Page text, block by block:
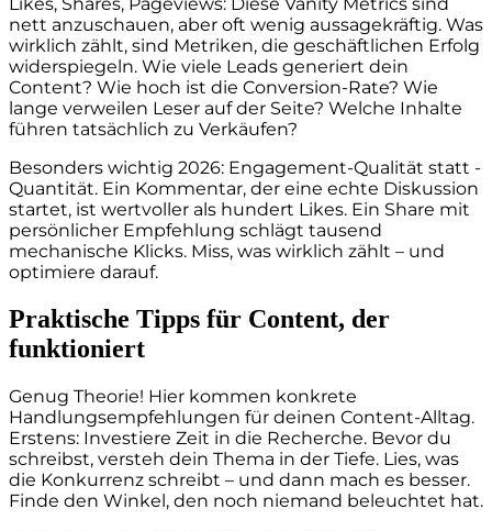
nett anzuschauen, aber oft wenig aussagekräftig. Was
wirklich zählt, sind Metriken, die geschäftlichen Erfolg
widerspiegeln. Wie viele Leads generiert dein
Content? Wie hoch ist die Conversion-Rate? Wie
lange verweilen Leser auf der Seite? Welche Inhalte
führen tatsächlich zu Verkäufen?
Besonders wichtig 2026: Engagement-Qualität statt -
Quantität. Ein Kommentar, der eine echte Diskussion
startet, ist wertvoller als hundert Likes. Ein Share mit
persönlicher Empfehlung schlägt tausend
mechanische Klicks. Miss, was wirklich zählt – und
optimiere darauf.
Praktische Tipps für Content, der
funktioniert
Genug Theorie! Hier kommen konkrete
Handlungsempfehlungen für deinen Content-Alltag.
Erstens: Investiere Zeit in die Recherche. Bevor du
schreibst, versteh dein Thema in der Tiefe. Lies, was
die Konkurrenz schreibt – und dann mach es besser.
Finde den Winkel, den noch niemand beleuchtet hat.